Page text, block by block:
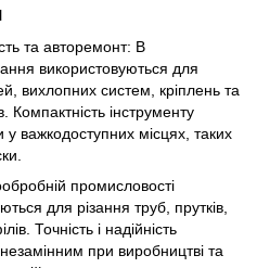
та авторемонт: В
використовуються для
вихлопних систем, кріплень та
Компактність інструменту
важкодоступних місцях, таких
промисловості
для різання труб, прутків,
Точність і надійність
при виробництві та